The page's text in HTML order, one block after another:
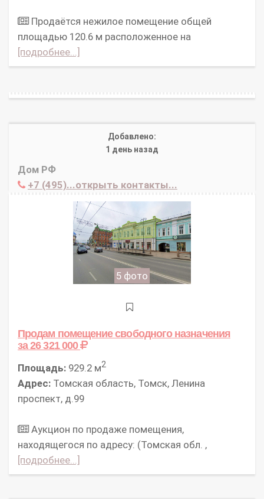
Продаётся нежилое помещение общей
площадью 120.6 м расположенное на
[подробнее...]
Добавлено:
1 день назад
Дом РФ
+7 (495)...открыть контакты...
5 фото
Продам помещение свободного назначения
за 26 321 000
Площадь: 929.2 м2
Адрес: Томская область, Томск, Ленина
проспект, д.99
Аукцион по продаже помещения,
находящегося по адресу: (Томская обл. ,
[подробнее...]